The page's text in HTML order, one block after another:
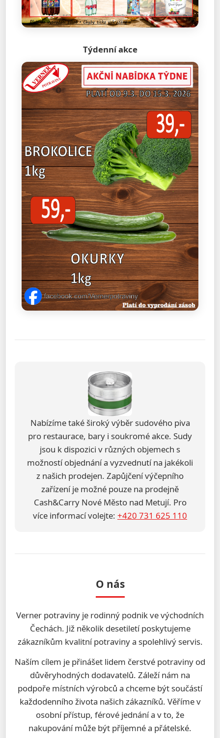
Týdenní akce
Nabízíme také široký výběr sudového piva
pro restaurace, bary i soukromé akce. Sudy
jsou k dispozici v různých objemech s
možností objednání a vyzvednutí na jakékoli
z našich prodejen. Zapůjčení výčepního
zařízení je možné pouze na prodejně
Cash&Carry Nové Město nad Metují. Pro
více informací volejte: +420 731 625 110
O nás
Verner potraviny je rodinný podnik ve východních
Čechách. Již několik desetiletí poskytujeme
zákazníkům kvalitní potraviny a spolehlivý servis.
Naším cílem je přinášet lidem čerstvé potraviny od
důvěryhodných dodavatelů. Záleží nám na
podpoře místních výrobců a chceme být součástí
každodenního života našich zákazníků. Věříme v
osobní přístup, férové jednání a v to, že
nakupování může být příjemné a přátelské.